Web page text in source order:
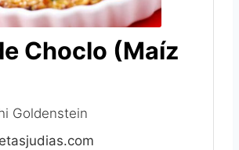
Choclo (Maíz
Goldenstein‎